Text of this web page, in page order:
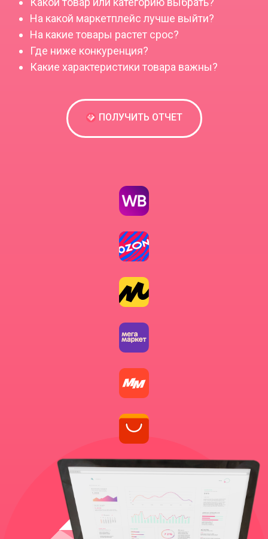
На какой маркетплейс лучше выйти?
На какие товары растет срос?
Где ниже конкуренция?
Какие характеристики товара важны?
ПОЛУЧИТЬ ОТЧЕТ